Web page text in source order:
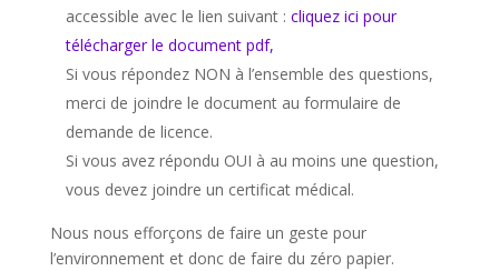
accessible avec le lien suivant : cliquez ici pour
télécharger le document pdf,
Si vous répondez NON à l’ensemble des questions,
merci de joindre le document au formulaire de
demande de licence.
Si vous avez répondu OUI à au moins une question,
vous devez joindre un certificat médical.
Nous nous efforçons de faire un geste pour
l’environnement et donc de faire du zéro papier.